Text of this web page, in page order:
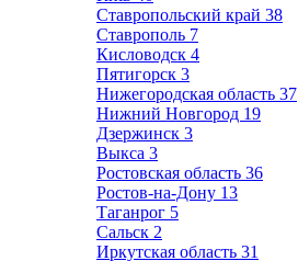
Ставропольский край 38
Ставрополь 7
Кисловодск 4
Пятигорск 3
Нижегородская область 37
Нижний Новгород 19
Дзержинск 3
Выкса 3
Ростовская область 36
Ростов-на-Дону 13
Таганрог 5
Сальск 2
Иркутская область 31